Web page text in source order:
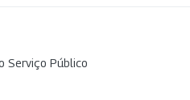
Serviço Público